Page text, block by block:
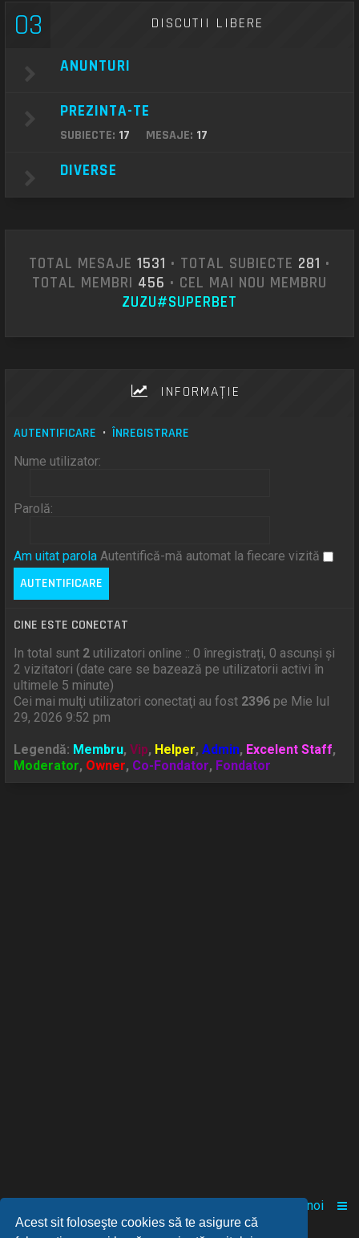
Acest sit foloseşte cookies să te asigure că
03 DISCUTII LIBERE
ANUNTURI
PREZINTA-TE
SUBIECTE: 17 MESAJE: 17
DIVERSE
TOTAL MESAJE 1531 • TOTAL SUBIECTE 281 •
TOTAL MEMBRI 456 • CEL MAI NOU MEMBRU
ZUZU#SUPERBET
INFORMAŢIE
AUTENTIFICARE •ÎNREGISTRARE
Nume utilizator:
Parolă:
Am uitat parola Autentifică-mă automat la fiecare vizită
CINE ESTE CONECTAT
In total sunt 2 utilizatori online :: 0 înregistrați, 0 ascunși și
2 vizitatori (date care se bazează pe utilizatorii activi în
ultimele 5 minute)
Cei mai mulţi utilizatori conectaţi au fost 2396 pe Mie Iul
29, 2026 9:52 pm
Legendă: Membru,Vip, Helper,Admin, Excelent Staff,
Moderator, Owner, Co-Fondator, Fondator
Despre noi